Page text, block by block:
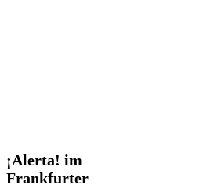
¡Alerta!
im
¡Alerta! im
Frankfurter